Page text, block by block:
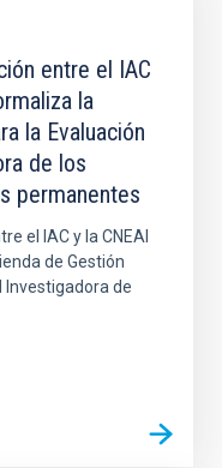
entre el IAC
la
la Evaluación
de los
permanentes
el IAC y la CNEAI
de Gestión
Investigadora de